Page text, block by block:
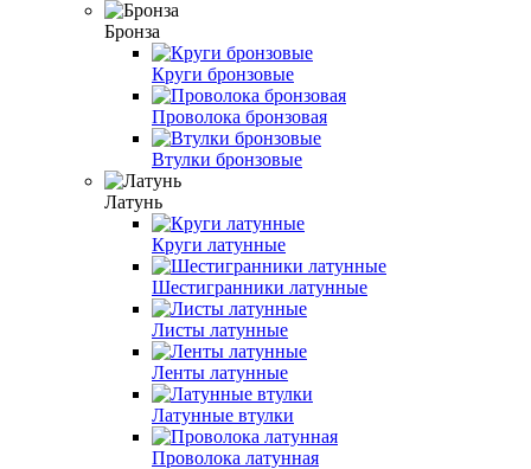
Бронза
Круги бронзовые
Проволока бронзовая
Втулки бронзовые
Латунь
Круги латунные
Шестигранники латунные
Листы латунные
Ленты латунные
Латунные втулки
Проволока латунная